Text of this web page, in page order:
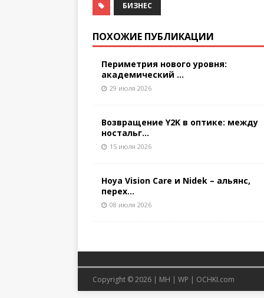
БИЗНЕС
ПОХОЖИЕ ПУБЛИКАЦИИ
Периметрия нового уровня:
академический ...
29 июля 2026
Возвращение Y2K в оптике: между
ностальг...
15 июля 2026
Hoya Vision Care и Nidek – альянс,
перех...
08 июля 2026
Copyright © 2026 | MH | WP | OCHKI.com